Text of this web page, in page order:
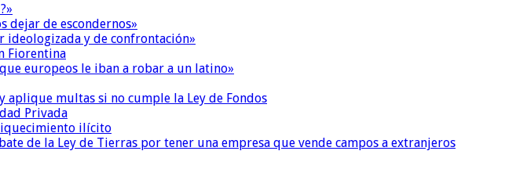
dejar de escondernos»
ideologizada y de confrontación»
Fiorentina
europeos le iban a robar a un latino»
multas si no cumple la Ley de Fondos
Privada
ilícito
de la Ley de Tierras por tener una empresa que vende campos a extranjeros